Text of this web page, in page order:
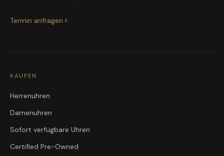
Termin anfragen
KAUFEN
Herrenuhren
Damenuhren
Sofort verfügbare Uhren
Certified Pre-Owned